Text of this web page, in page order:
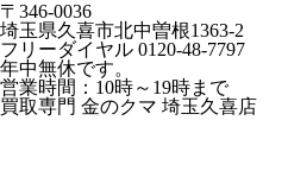
〒346-0036
埼玉県久喜市北中曽根1363-2
フリーダイヤル 0120-48-7797
年中無休です。
営業時間：10時～19時まで
買取専門 金のクマ 埼玉久喜店